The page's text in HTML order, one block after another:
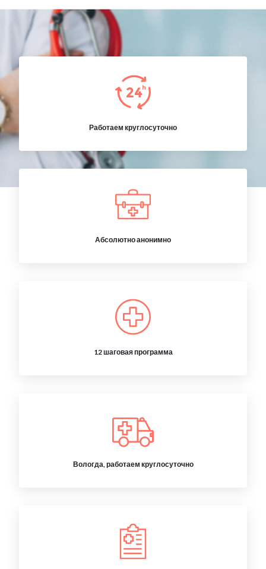
Работаем круглосуточно
Абсолютно анонимно
12 шаговая программа
Вологда, работаем круглосуточно